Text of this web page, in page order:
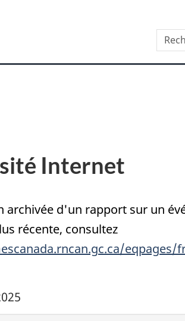
dans
Internet
archivée d'un rapport sur un
récente, consultez
eqpages/